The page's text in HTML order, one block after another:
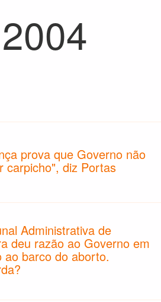
prova que Governo não
carpicho", diz Portas
Administrativa de
deu razão ao Governo em
ao barco do aborto.